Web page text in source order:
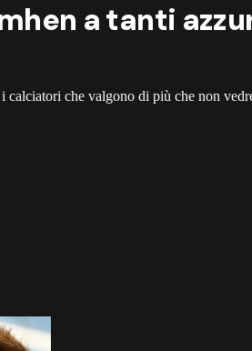
a tanti
che valgono di più che non